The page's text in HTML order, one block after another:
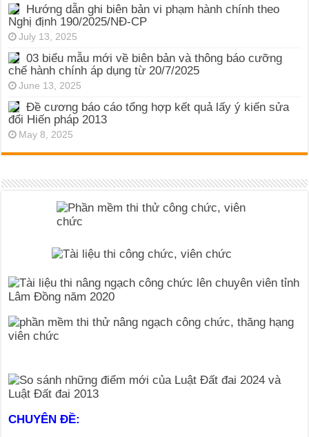
Hướng dẫn ghi biên bản vi phạm hành chính theo
Nghị định 190/2025/NĐ-CP
July 13, 2025
03 biểu mẫu mới về biên bản và thông báo cưỡng
chế hành chính áp dụng từ 20/7/2025
June 13, 2025
Đề cương báo cáo tổng hợp kết quả lấy ý kiến sửa
đổi Hiến pháp 2013
May 8, 2025
CHUYÊN ĐỀ: